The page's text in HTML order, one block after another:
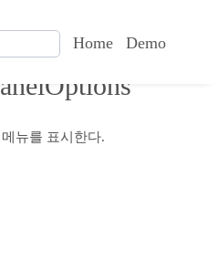
Home
Demo
뉴를 표시한다.